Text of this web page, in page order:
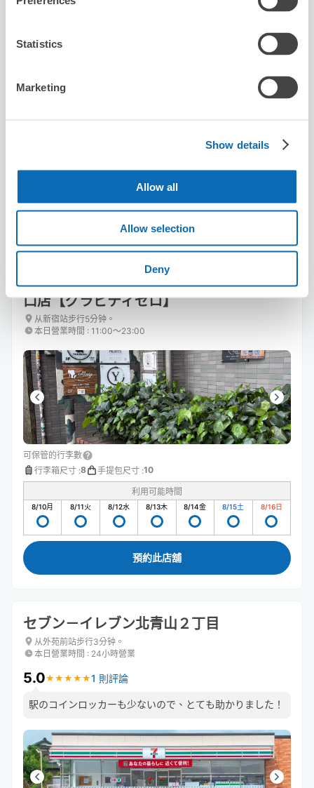
Statistics
Marketing
Show details
Allow all
Allow selection
Deny
8/10月 8/11火 8/12水 8/13木 8/14金 8/15土 8/16日
Ｇｒａｖｉｔｙ Ｚｅｒｏ 整体 新宿南
口店【グラビティゼロ】
从新宿站步行5分钟。
本日營業時間 : 11:00〜23:00
可保管的行李數
行李箱尺寸 :8 手提包尺寸 :10
利用可能時間
8/10月 8/11火 8/12水 8/13木 8/14金 8/15土 8/16日
預約此店舖
セブン－イレブン北青山２丁目
从外苑前站步行3分钟。
本日營業時間 : 24小時營業
5.0★ ★ ★ ★ ★
★ ★ ★ ★ ★1 則評論
駅のコインロッカーも少ないので、とても助かりました！